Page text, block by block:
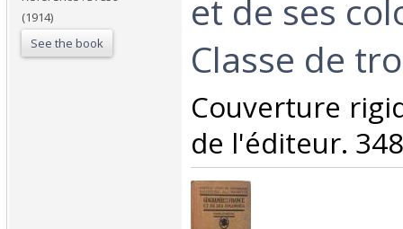
(1914)
See the book
et de ses
Classe de
‎Couverture
de l'éditeur.